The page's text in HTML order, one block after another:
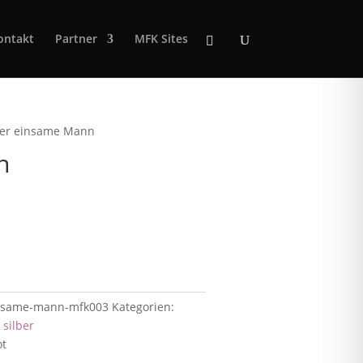
Partner MFK Sites
einsame Mann
mann-mfk003 Kategorien:
silber